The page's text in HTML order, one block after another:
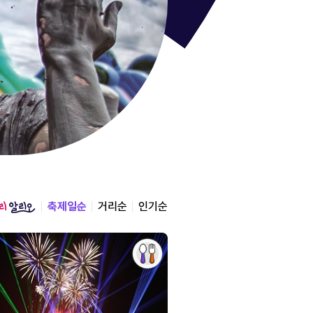
통영한
축제일순 거리순 인기순